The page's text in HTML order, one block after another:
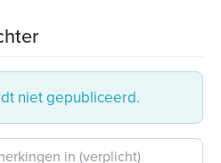
niet gepubliceerd.